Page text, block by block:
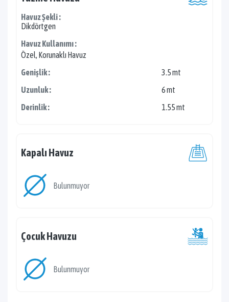
Havuz Şekli :
Dikdörtgen
Havuz Kullanımı :
Özel, Korunaklı Havuz
Genişlik :
3.5 mt
Uzunluk :
6 mt
Derinlik :
1.55 mt
Kapalı Havuz
Bulunmuyor
Çocuk Havuzu
Bulunmuyor